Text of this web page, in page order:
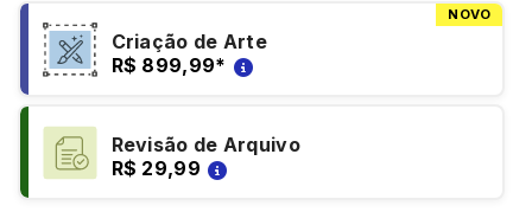
NOVO
Criação de Arte
R$ 899,99*
Revisão de Arquivo
R$ 29,99